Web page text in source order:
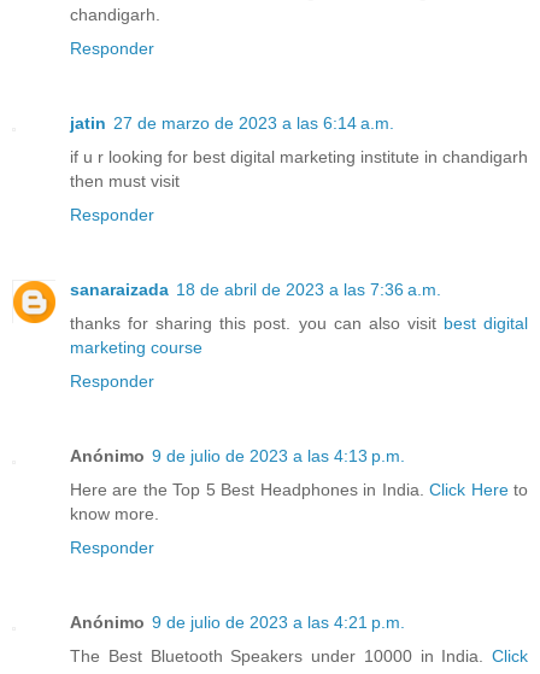
chandigarh.
Responder
jatin 27 de marzo de 2023 a las 6:14 a.m.
if u r looking for best digital marketing institute in chandigarh
then must visit
Responder
sanaraizada 18 de abril de 2023 a las 7:36 a.m.
thanks for sharing this post. you can also visit best digital
marketing course
Responder
Anónimo 9 de julio de 2023 a las 4:13 p.m.
Here are the Top 5 Best Headphones in India.Click Hereto
know more.
Responder
Anónimo 9 de julio de 2023 a las 4:21 p.m.
The Best Bluetooth Speakers under 10000 in India. Click